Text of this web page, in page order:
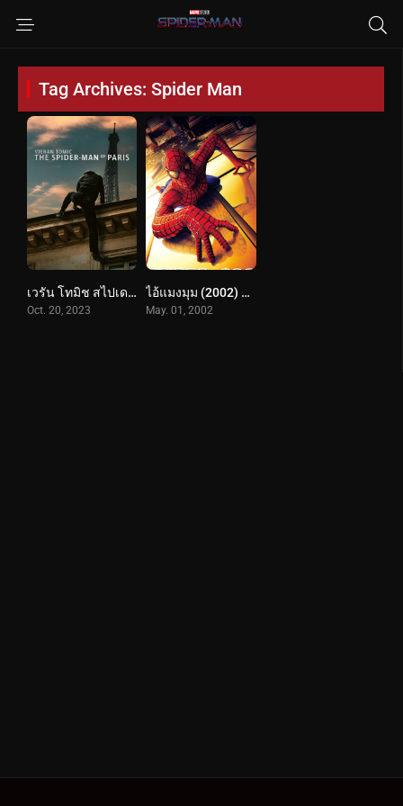
Tag Archives: Spider Man
เวรัน โทมิช สไปเดอร์แมนแห่งปารีส (2023) Vjeran Tomic The Spider-Man of Paris
Oct. 20, 2023
ไอ้แมงมุม (2002) Spider-Man
May. 01, 2002